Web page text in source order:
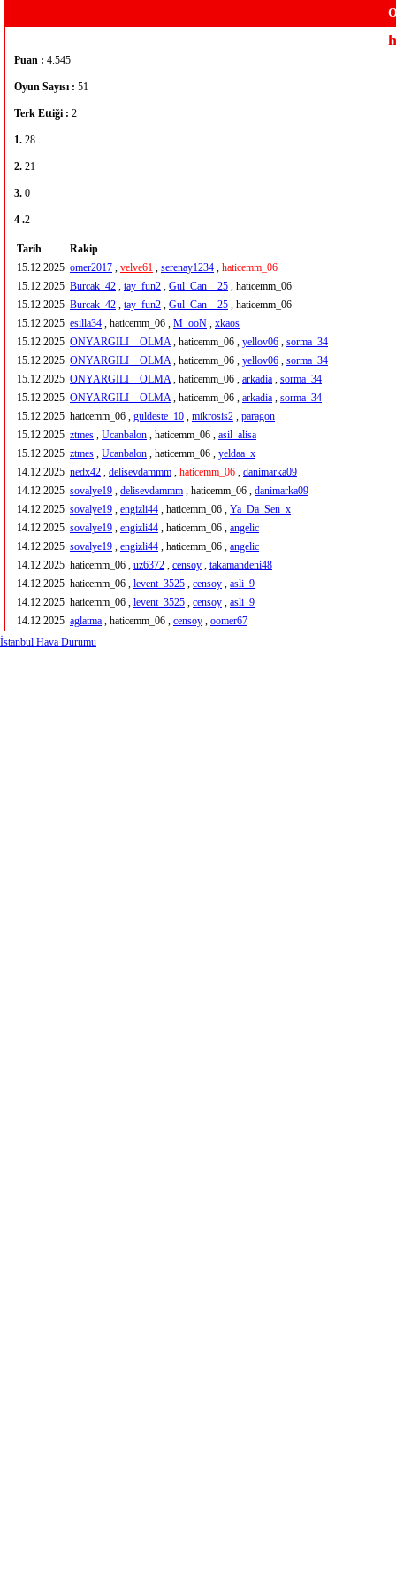
Puan : 4.545
Oyun Sayısı : 51
Terk Ettiği : 2
1. 28
2. 21
3. 0
4 .2
Tarih
Rakip
15.12.2025 omer2017 , velve61 , serenay1234 , haticemm_06
15.12.2025 Burcak_42 , tay_fun2 , Gul_Can__25 , haticemm_06
15.12.2025 Burcak_42 , tay_fun2 , Gul_Can__25 , haticemm_06
15.12.2025 esilla34 , haticemm_06 , M_ooN , xkaos
15.12.2025 ONYARGILI__OLMA, haticemm_06 , yellov06 , sorma_34
15.12.2025 ONYARGILI__OLMA, haticemm_06 , yellov06 , sorma_34
15.12.2025 ONYARGILI__OLMA, haticemm_06 , arkadia , sorma_34
15.12.2025 ONYARGILI__OLMA, haticemm_06 , arkadia , sorma_34
15.12.2025 haticemm_06 , guldeste_10 , mikrosis2 , paragon
15.12.2025 ztmes , Ucanbalon , haticemm_06 , asil_alisa
15.12.2025 ztmes , Ucanbalon , haticemm_06 , yeldaa_x
14.12.2025 nedx42 , delisevdammm , haticemm_06 , danimarka09
14.12.2025 sovalye19 , delisevdammm , haticemm_06 , danimarka09
14.12.2025 sovalye19 , engizli44 , haticemm_06 , Ya_Da_Sen_x
14.12.2025 sovalye19 , engizli44 , haticemm_06 , angelic
14.12.2025 sovalye19 , engizli44 , haticemm_06 , angelic
14.12.2025 haticemm_06 , uz6372 , censoy , takamandeni48
14.12.2025 haticemm_06 , levent_3525 , censoy , asli_9
14.12.2025 haticemm_06 , levent_3525 , censoy , asli_9
14.12.2025 aglatma , haticemm_06 , censoy , oomer67
İstanbul Hava Durumu